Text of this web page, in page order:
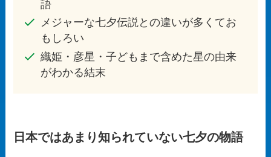
語
メジャーな七夕伝説との違いが多くてお
もしろい
織姫・彦星・子どもまで含めた星の由来
がわかる結末
日本ではあまり知られていない七夕の物語